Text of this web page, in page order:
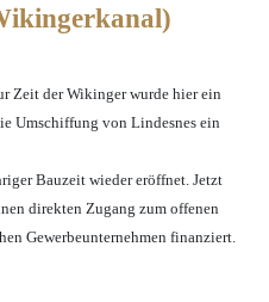
Zeit der Wikinger wurde hier ein
Umschiffung von Lindesnes ein
Bauzeit wieder eröffnet. Jetzt
direkten Zugang zum offenen
Gewerbeunternehmen finanziert.